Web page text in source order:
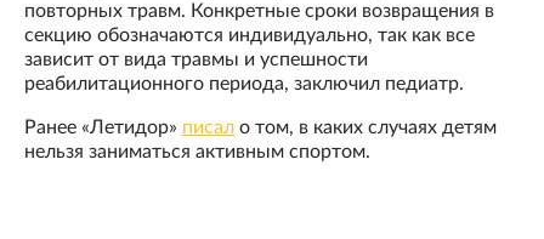
повторных травм. Конкретные сроки возвращения в
секцию обозначаются индивидуально, так как все
зависит от вида травмы и успешности
реабилитационного периода, заключил педиатр.
Ранее «Летидор» писал о том, в каких случаях детям
нельзя заниматься активным спортом.